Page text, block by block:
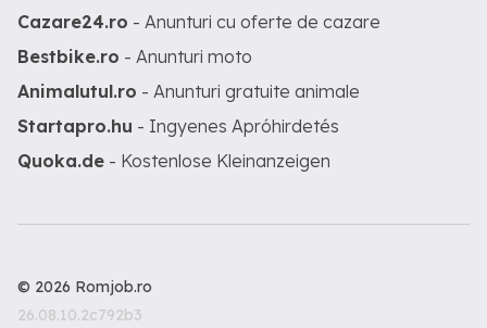
Cazare24.ro - Anunturi cu oferte de cazare
Bestbike.ro - Anunturi moto
Animalutul.ro - Anunturi gratuite animale
Startapro.hu - Ingyenes Apróhirdetés
Quoka.de - Kostenlose Kleinanzeigen
© 2026 Romjob.ro
26.08.10.2c792b3